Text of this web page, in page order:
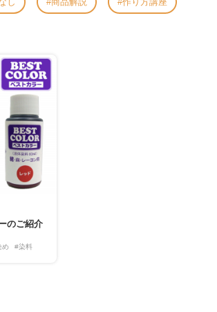
のご紹介
め #染料